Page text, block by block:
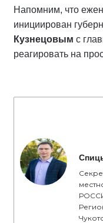
Напомним, что
инициирован
Кузнецовым с
реагировать на